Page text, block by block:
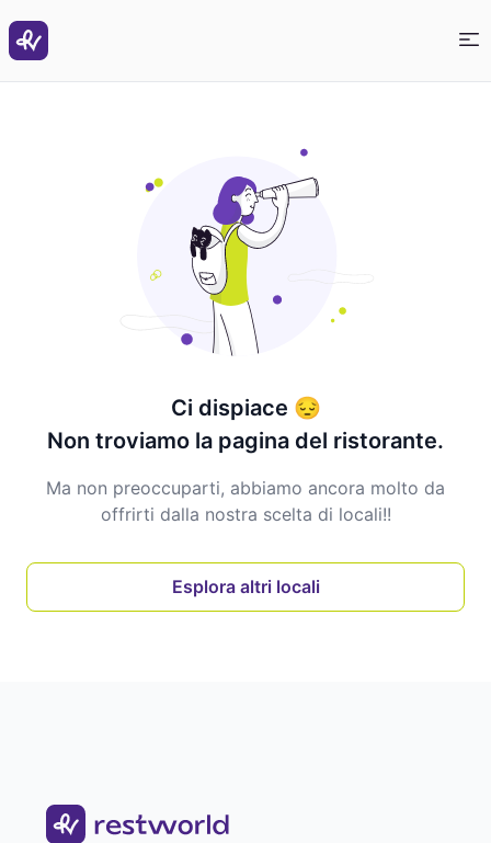
Ci dispiace 😔
Non troviamo la pagina del ristorante.
Ma non preoccuparti, abbiamo ancora molto da
offrirti dalla nostra scelta di locali!!
Esplora altri locali